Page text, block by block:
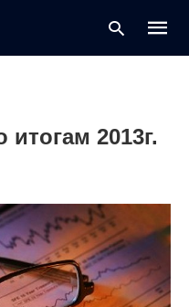
Type
and
enter:
2013г.